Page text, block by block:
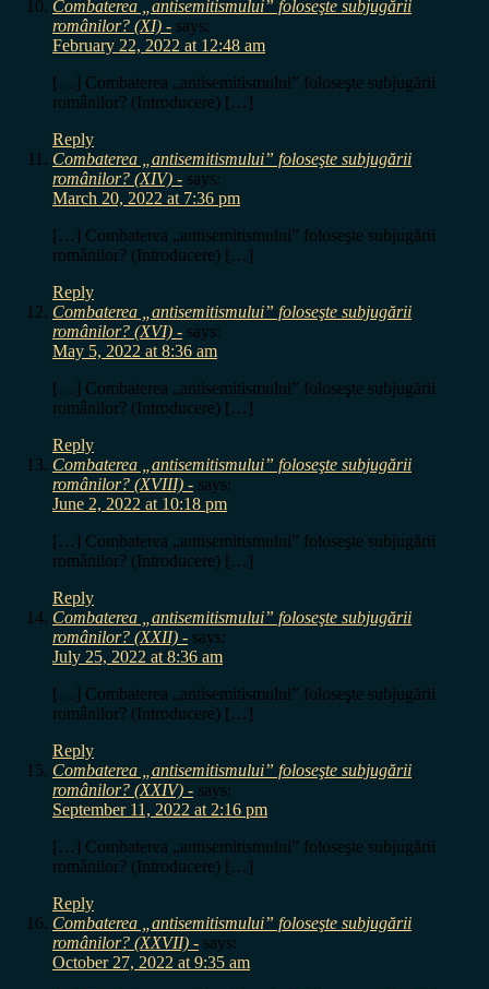
Combaterea „antisemitismului” foloseşte subjugării
românilor? (XI) - says:
February 22, 2022 at 12:48 am
[…] Combaterea „antisemitismului” foloseşte subjugării
românilor? (Introducere) […]
Reply
Combaterea „antisemitismului” foloseşte subjugării
românilor? (XIV) - says:
March 20, 2022 at 7:36 pm
[…] Combaterea „antisemitismului” foloseşte subjugării
românilor? (Introducere) […]
Reply
Combaterea „antisemitismului” foloseşte subjugării
românilor? (XVI) - says:
May 5, 2022 at 8:36 am
[…] Combaterea „antisemitismului” foloseşte subjugării
românilor? (Introducere) […]
Reply
Combaterea „antisemitismului” foloseşte subjugării
românilor? (XVIII) - says:
June 2, 2022 at 10:18 pm
[…] Combaterea „antisemitismului” foloseşte subjugării
românilor? (Introducere) […]
Reply
Combaterea „antisemitismului” foloseşte subjugării
românilor? (XXII) - says:
July 25, 2022 at 8:36 am
[…] Combaterea „antisemitismului” foloseşte subjugării
românilor? (Introducere) […]
Reply
Combaterea „antisemitismului” foloseşte subjugării
românilor? (XXIV) - says:
September 11, 2022 at 2:16 pm
[…] Combaterea „antisemitismului” foloseşte subjugării
românilor? (Introducere) […]
Reply
Combaterea „antisemitismului” foloseşte subjugării
românilor? (XXVII) - says:
October 27, 2022 at 9:35 am